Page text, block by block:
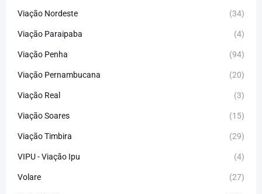
Viação Nordeste (34)
Viação Paraipaba (4)
Viação Penha (94)
Viação Pernambucana (20)
Viação Real (3)
Viação Soares (15)
Viação Timbira (29)
VIPU - Viação Ipu (4)
Volare (27)